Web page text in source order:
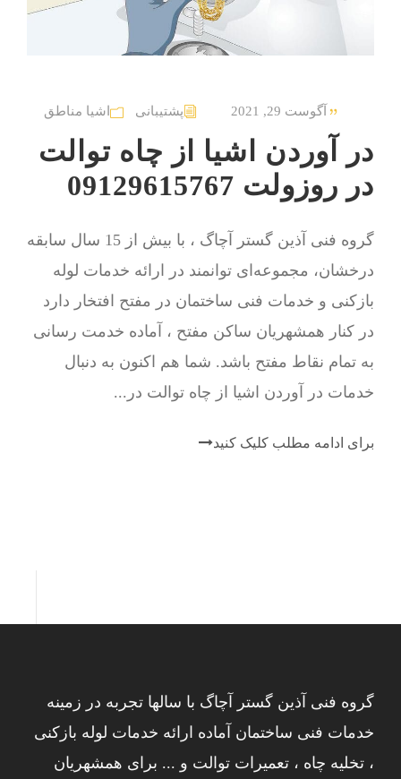
آگوست 29, 2021 پشتیبانی اشیا مناطق
در آوردن اشیا از چاه توالت
در روزولت 09129615767
گروه فنی آذین گستر آچاگ ، با بیش از 15 سال سابقه
درخشان، مجموعه‌ای توانمند در ارائه خدمات لوله
بازکنی و خدمات فنی ساختمان در مفتح افتخار دارد
در کنار همشهریان ساکن مفتح ، آماده خدمت رسانی
به تمام نقاط مفتح باشد. شما هم اکنون به دنبال
خدمات در آوردن اشیا از چاه توالت در...
برای ادامه مطلب کلیک کنید
گروه فنی آذین گستر آچاگ با سالها تجربه در زمینه
خدمات فنی ساختمان آماده ارائه خدمات لوله بازکنی
، تخلیه چاه ، تعمیرات توالت و ... برای همشهریان